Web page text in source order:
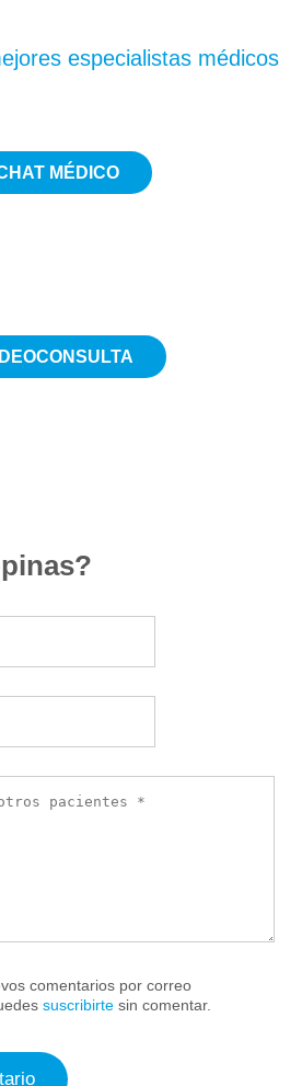
especialistas médicos
MÉDICO
comentarios por correo
suscribirte sin comentar.